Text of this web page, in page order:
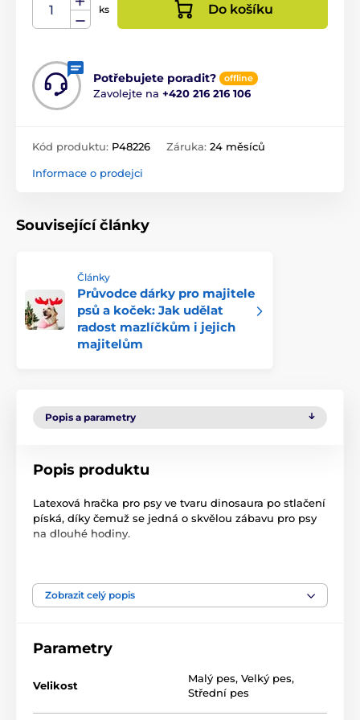
ks Do košíku
Potřebujete poradit? offline
Zavolejte na +420 216 216 106
Kód produktu: P48226 Záruka: 24 měsíců
Informace o prodejci
Související články
Články
Průvodce dárky pro majitele
psů a koček: Jak udělat
radost mazlíčkům i jejich
majitelům
Popis a parametry
Popis produktu
Latexová hračka pro psy ve tvaru dinosaura po stlačení
píská, díky čemuž se jedná o skvělou zábavu pro psy
na dlouhé hodiny.
Technické specifikace se mohou změnit bez
výslovného upozornění. Obrázky mají pouze
Produkt je zařazen v kategoriích
Zobrazit celý popis
Parametry
Velikost
Malý pes, Velký pes,
Střední pes